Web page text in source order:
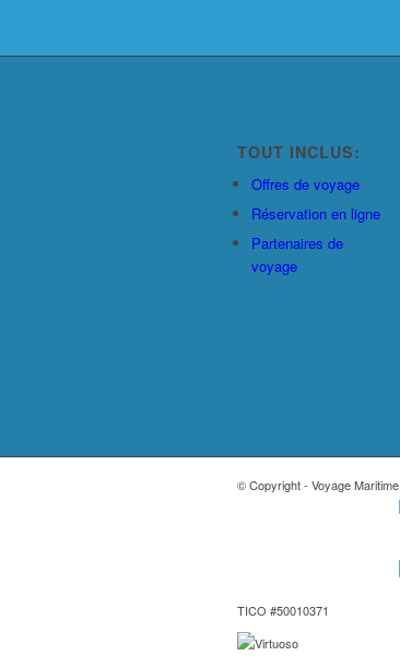
TOUT INCLUS:
Offres de voyage
Réservation en ligne
Partenaires de
voyage
© Copyright - Voyage Maritime
TICO #50010371